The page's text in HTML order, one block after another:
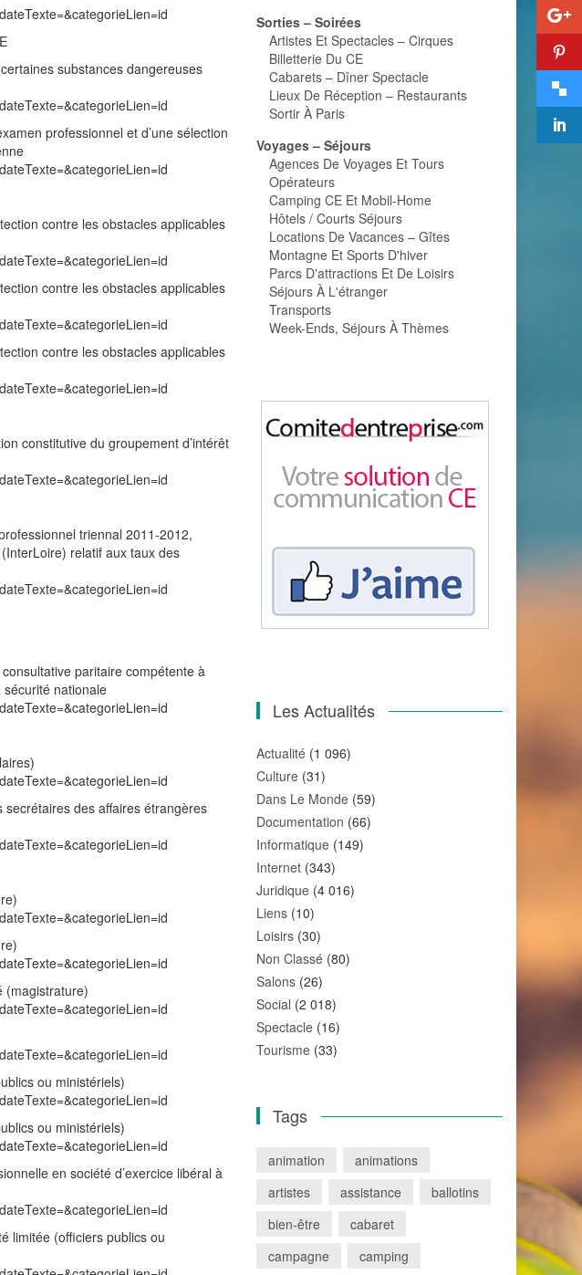
substances dangereuses
professionnel et d’une sélection
contre les obstacles applicables
contre les obstacles applicables
contre les obstacles applicables
constitutive du groupement d’intérêt
triennal 2011-2012,
relatif aux taux des
paritaire compétente à
sécurité nationale
des affaires étrangères
(magistrature)
ou ministériels)
ou ministériels)
en société d’exercice libéral à
limitée (officiers publics ou
Sorties – Soirées
Artistes Et Spectacles – Cirques
Billetterie Du CE
Cabarets – Dîner Spectacle
Lieux De Réception – Restaurants
Sortir À Paris
Voyages – Séjours
Agences De Voyages Et Tours
Opérateurs
Camping CE Et Mobil-Home
Hôtels / Courts Séjours
Locations De Vacances – Gîtes
Montagne Et Sports D'hiver
Parcs D'attractions Et De Loisirs
Séjours À L'étranger
Transports
Week-Ends, Séjours À Thèmes
Les Actualités
Actualité (1 096)
Culture (31)
Dans Le Monde (59)
Documentation (66)
Informatique (149)
Internet (343)
Juridique (4 016)
Liens (10)
Loisirs (30)
Non Classé (80)
Salons (26)
Social (2 018)
Spectacle (16)
Tourisme (33)
Tags
animation
animations
artistes
assistance
ballotins
bien-être
cabaret
campagne
camping